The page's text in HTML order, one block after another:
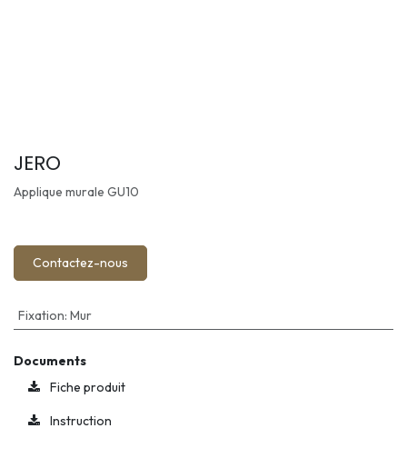
JERO
Applique murale GU10
Contactez-nous
Fixation: Mur
Documents
Fiche produit
Instruction